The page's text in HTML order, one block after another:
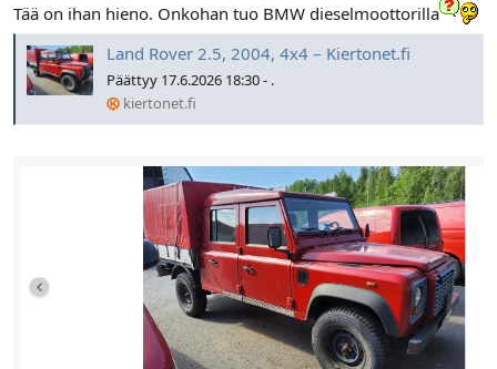
Tää on ihan hieno. Onkohan tuo BMW dieselmoottorilla
Land Rover 2.5, 2004, 4x4 – Kiertonet.fi
Päättyy 17.6.2026 18:30 - .
kiertonet.fi